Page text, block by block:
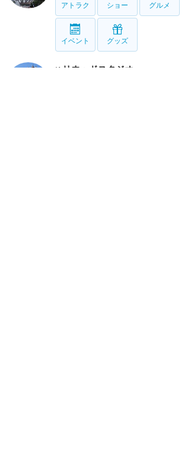
アトラク ショー グルメ
イベント グッズ
ハリウッドスタジオ